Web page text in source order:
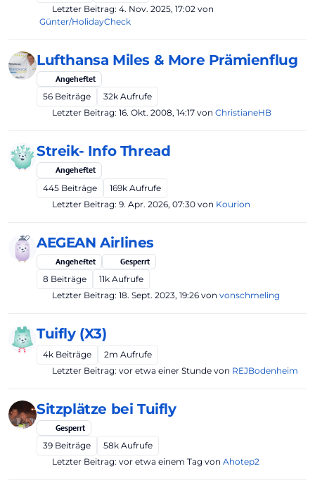
Letzter Beitrag: 4. Nov. 2025, 17:02 von
Günter/HolidayCheck
Lufthansa Miles & More Prämienflug
Angeheftet
56 Beiträge 32k Aufrufe
Letzter Beitrag: 16. Okt. 2008, 14:17 von ChristianeHB
Streik- Info Thread
Angeheftet
445 Beiträge 169k Aufrufe
Letzter Beitrag: 9. Apr. 2026, 07:30 von Kourion
AEGEAN Airlines
Angeheftet
Gesperrt
8 Beiträge 11k Aufrufe
Letzter Beitrag: 18. Sept. 2023, 19:26 von vonschmeling
Tuifly (X3)
4k Beiträge 2m Aufrufe
Letzter Beitrag: vor etwa einer Stunde von REJBodenheim
Sitzplätze bei Tuifly
Gesperrt
39 Beiträge 58k Aufrufe
Letzter Beitrag: vor etwa einem Tag von Ahotep2